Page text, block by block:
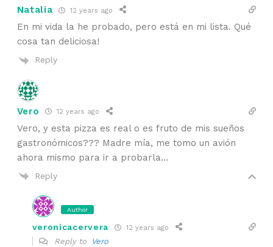
Natalia 12 years ago
En mi vida la he probado, pero está en mi lista. Qué
cosa tan deliciosa!
Reply
Vero 12 years ago
Vero, y esta pizza es real o es fruto de mis sueños
gastronómicos??? Madre mía, me tomo un avión
ahora mismo para ir a probarla…
Reply
Author
veronicacervera 12 years ago
Reply to Vero